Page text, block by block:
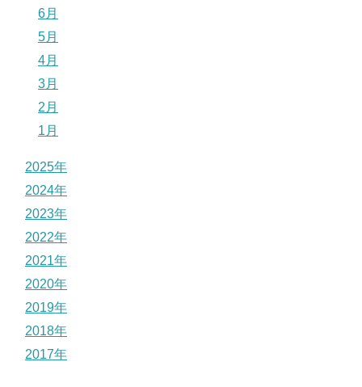
6月
5月
4月
3月
2月
1月
2025年
2024年
2023年
2022年
2021年
2020年
2019年
2018年
2017年